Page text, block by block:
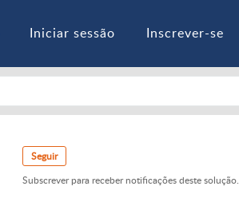
Iniciar sessão Inscrever-se
Seguir
Subscrever para receber notificações deste solução.